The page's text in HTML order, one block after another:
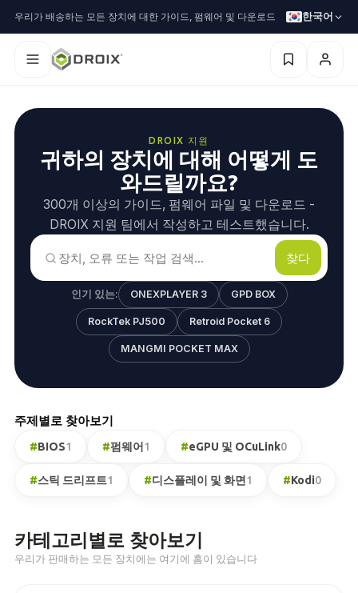
우리가 배송하는 모든 장치에 대한 가이드, 펌웨어 및 다운로드 한국어
DROIX 지원
귀하의 장치에 대해 어떻게 도
와드릴까요?
300개 이상의 가이드, 펌웨어 파일 및 다운로드 -
DROIX 지원 팀에서 작성하고 테스트했습니다.
찾다
인기 있는: ONEXPLAYER 3 GPD BOX
RockTek PJ500 Retroid Pocket 6
MANGMI POCKET MAX
주제별로 찾아보기
#BIOS1 #펌웨어1 #eGPU 및 OCuLink0
#스틱 드리프트1 #디스플레이 및 화면1 #Kodi0
카테고리별로 찾아보기
우리가 판매하는 모든 장치에는 여기에 홈이 있습니다